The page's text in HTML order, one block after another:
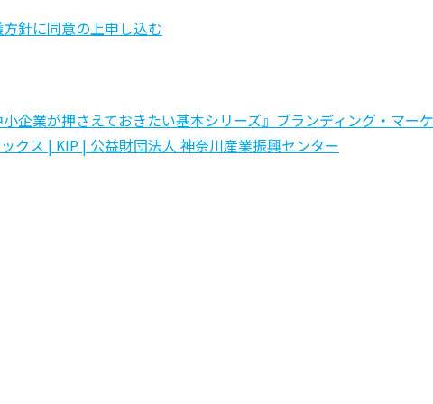
針に同意の上申し込む
小企業が押さえておきたい基本シリーズ』ブランディング・マー
クス | KIP | 公益財団法人 神奈川産業振興センター